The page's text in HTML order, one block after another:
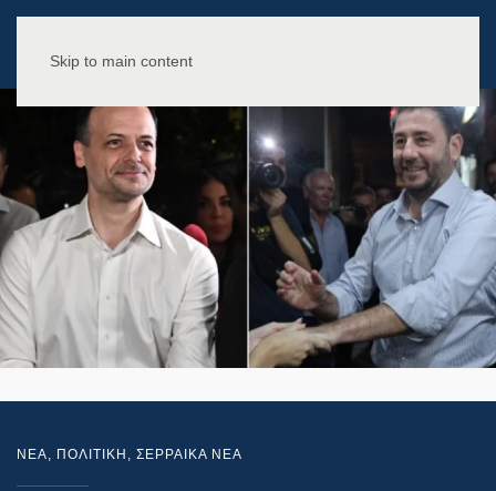
Skip to main content
NEA, ΠΟΛΙΤΙΚΗ , ΣΕΡΡΑΙΚΑ ΝΕΑ